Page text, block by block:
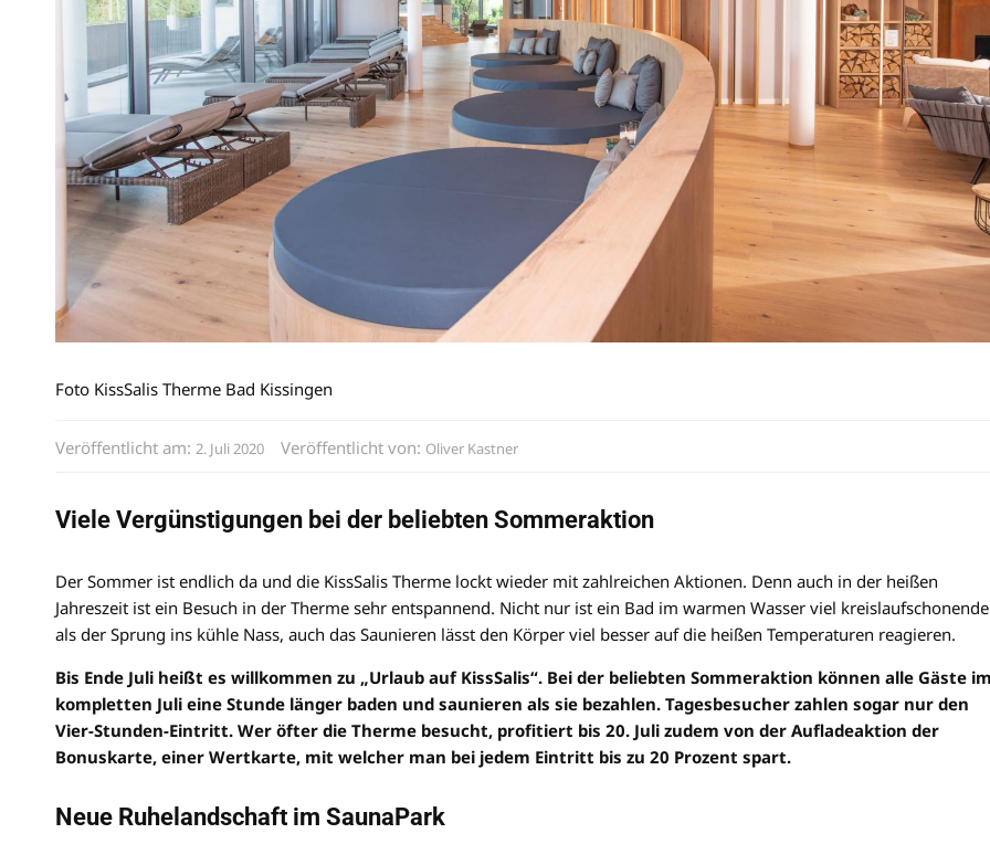
Foto KissSalis Therme Bad Kissingen
Veröffentlicht am: 2. Juli 2020 Veröffentlicht von: Oliver Kastner
Viele Vergünstigungen bei der beliebten Sommeraktion
Der Sommer ist endlich da und die KissSalis Therme lockt wieder mit zahlreichen Aktionen. Denn auch in der heißen
Jahreszeit ist ein Besuch in der Therme sehr entspannend. Nicht nur ist ein Bad im warmen Wasser viel
als der Sprung ins kühle Nass, auch das Saunieren lässt den Körper viel besser auf die heißen Temperaturen reagieren.
Bis Ende Juli heißt es willkommen zu „Urlaub auf KissSalis“. Bei der beliebten Sommeraktion können alle Gäste
kompletten Juli eine Stunde länger baden und saunieren als sie bezahlen. Tagesbesucher zahlen sogar nur den
Vier-Stunden-Eintritt. Wer öfter die Therme besucht, profitiert bis 20. Juli zudem von der Aufladeaktion der
Bonuskarte, einer Wertkarte, mit welcher man bei jedem Eintritt bis zu 20 Prozent spart.
Neue Ruhelandschaft im SaunaPark